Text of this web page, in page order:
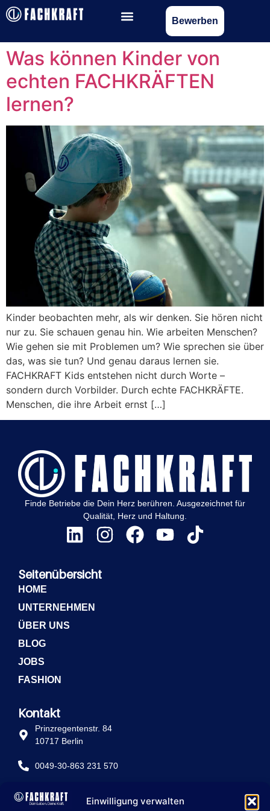
Einwilligung verwalten
Bewerben
Was können Kinder von
echten FACHKRÄFTEN
lernen?
Kinder beobachten mehr, als wir denken. Sie hören nicht
nur zu. Sie schauen genau hin. Wie arbeiten Menschen?
Wie gehen sie mit Problemen um? Wie sprechen sie über
das, was sie tun? Und genau daraus lernen sie.
FACHKRAFT Kids entstehen nicht durch Worte –
sondern durch Vorbilder. Durch echte FACHKRÄFTE.
Menschen, die ihre Arbeit ernst […]
Finde Betriebe die Dein Herz berühren. Ausgezeichnet für
Qualität, Herz und Haltung.
Seitenübersicht
HOME
UNTERNEHMEN
ÜBER UNS
BLOG
JOBS
FASHION
Kontakt
Prinzregentenstr. 84
10717 Berlin
0049-30-863 231 570
info@fachkraft-betriebe.de